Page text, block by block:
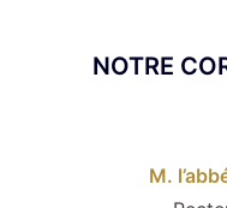
NOTRE
M.